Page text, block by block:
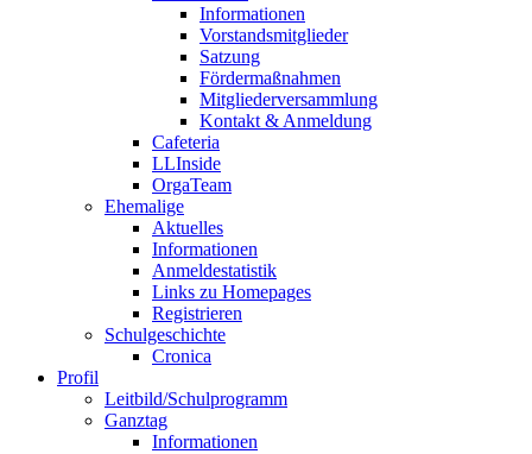
Informationen
Vorstandsmitglieder
Satzung
Fördermaßnahmen
Mitgliederversammlung
Kontakt & Anmeldung
Cafeteria
LLInside
OrgaTeam
Ehemalige
Aktuelles
Informationen
Anmeldestatistik
Links zu Homepages
Registrieren
Schulgeschichte
Cronica
Profil
Leitbild/Schulprogramm
Ganztag
Informationen